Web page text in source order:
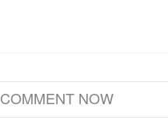
COMMENT NOW